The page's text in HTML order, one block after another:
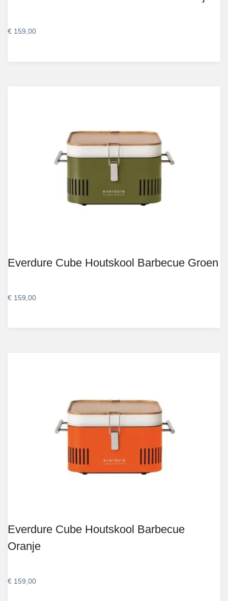
€ 159,00
Everdure Cube Houtskool Barbecue Groen
€ 159,00
Everdure Cube Houtskool Barbecue
Oranje
€ 159,00